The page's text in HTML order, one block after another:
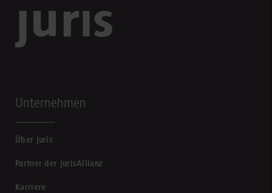
Unternehmen
Über juris
Partner der jurisAllianz
Karriere